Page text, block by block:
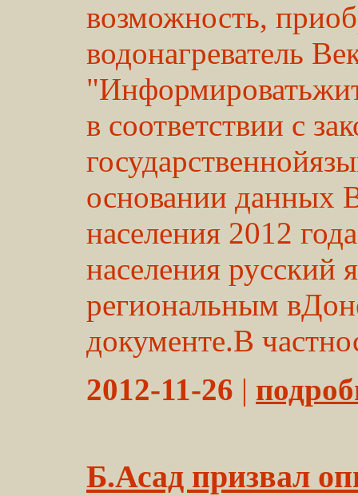
возможность,
водонагреватель
в соответствии с
основании данных
населения 2012
населения русский
региональным
документе.В
2012-11-26 |
Б.Асад призвал